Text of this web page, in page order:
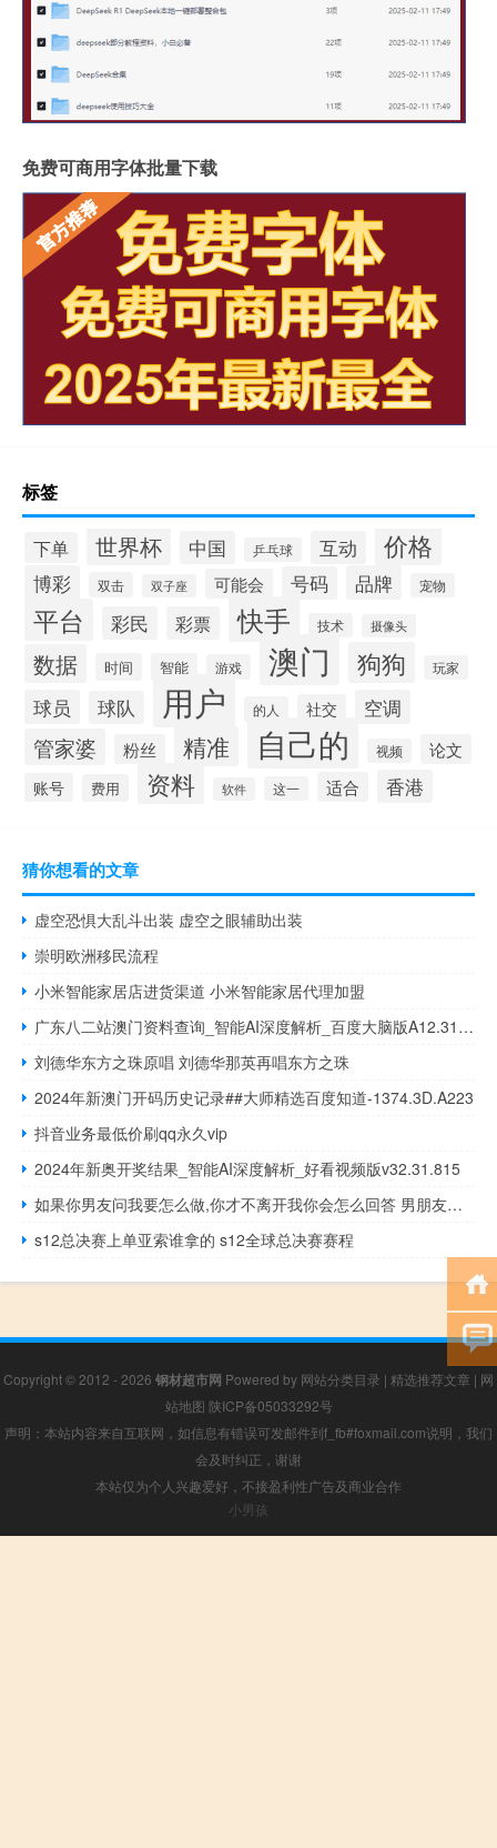
免费可商用字体批量下载
标签
下单 世界杯 中国 乒乓球 互动 价格
博彩 双击 双子座 可能会 号码 品牌 宠物
平台 彩民 彩票 快手 技术 摄像头
数据 时间 智能 游戏 澳门 狗狗 玩家
球员 球队 用户 的人 社交 空调
管家婆 粉丝 精准 自己的 视频 论文
账号 费用 资料 软件 这一 适合 香港
猜你想看的文章
虚空恐惧大乱斗出装 虚空之眼辅助出装
崇明欧洲移民流程
小米智能家居店进货渠道 小米智能家居代理加盟
广东八二站澳门资料查询_智能AI深度解析_百度大脑版A12.31.694
刘德华东方之珠原唱 刘德华那英再唱东方之珠
2024年新澳门开码历史记录##大师精选百度知道-1374.3D.A223
抖音业务最低价刷qq永久vip
2024年新奥开奖结果_智能AI深度解析_好看视频版v32.31.815
如果你男友问我要怎么做,你才不离开我你会怎么回答 男朋友都是怎么做你的
s12总决赛上单亚索谁拿的 s12全球总决赛赛程
Copyright © 2012 - 2026 钢材超市网 Powered by 网站分类目录 | 精选推荐文章 | 网
站地图 陕ICP备05033292号
声明：本站内容来自互联网，如信息有错误可发邮件到f_fb#foxmail.com说明，我们
会及时纠正，谢谢
本站仅为个人兴趣爱好，不接盈利性广告及商业合作
小男孩